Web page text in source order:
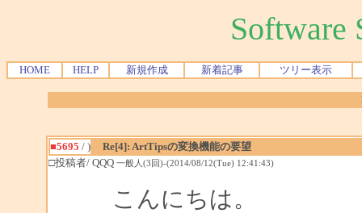
Software
HOME HELP 新規作成 新着記事 ツリー表示
■5695 / )
Re[4]: ArtTipsの変換機能の要望
□投稿者/ QQQ 一般人(3回)-(2014/08/12(Tue) 12:41:43)
こんにちは。